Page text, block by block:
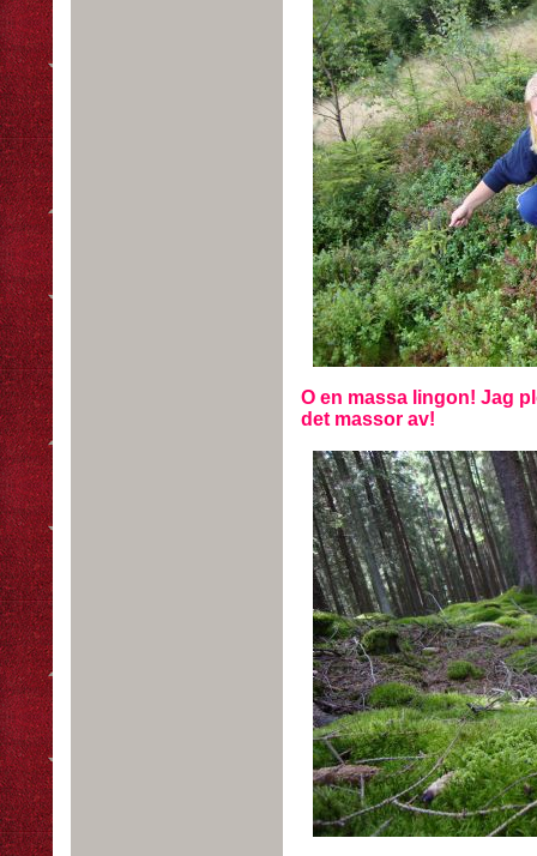
O en massa lingon! Jag
det massor av!